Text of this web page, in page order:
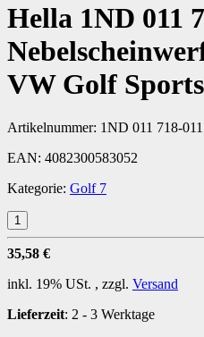
Hella 1ND 011
VW Golf
Artikelnummer: 1ND 011 718-011
EAN: 4082300583052
Kategorie: Golf 7
35,58 €
inkl. 19% USt. , zzgl. Versand
Lieferzeit: 2 - 3 Werktage